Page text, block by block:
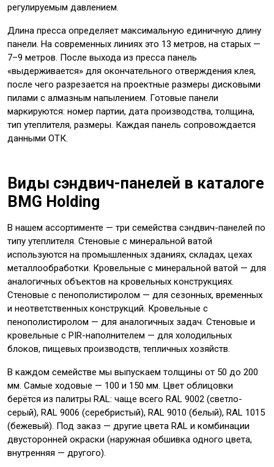
регулируемым давлением.
Длина пресса определяет максимальную единичную длину
панели. На современных линиях это 13 метров, на старых —
7–9 метров. После выхода из пресса панель
«выдерживается» для окончательного отверждения клея,
после чего разрезается на проектные размеры дисковыми
пилами с алмазным напылением. Готовые панели
маркируются: номер партии, дата производства, толщина,
тип утеплителя, размеры. Каждая панель сопровождается
данными ОТК.
Виды сэндвич-панелей в каталоге
BMG Holding
В нашем ассортименте — три семейства сэндвич-панелей по
типу утеплителя. Стеновые с минеральной ватой
используются на промышленных зданиях, складах, цехах
металлообработки. Кровельные с минеральной ватой — для
аналогичных объектов на кровельных конструкциях.
Стеновые с пенополистиролом — для сезонных, временных
и неответственных конструкций. Кровельные с
пенополистиролом — для аналогичных задач. Стеновые и
кровельные с PIR-наполнителем — для холодильных
блоков, пищевых производств, тепличных хозяйств.
В каждом семействе мы выпускаем толщины от 50 до 200
мм. Самые ходовые — 100 и 150 мм. Цвет облицовки
берётся из палитры RAL: чаще всего RAL 9002 (светло-
серый), RAL 9006 (серебристый), RAL 9010 (белый), RAL 1015
(бежевый). Под заказ — другие цвета RAL и комбинации
двусторонней окраски (наружная обшивка одного цвета,
внутренняя — другого).